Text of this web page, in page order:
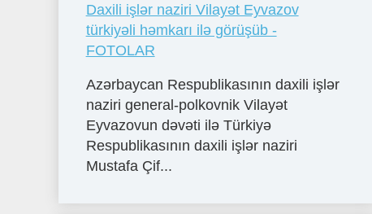
Daxili işlər naziri Vilayət Eyvazov
türkiyəli həmkarı ilə görüşüb -
FOTOLAR
Azərbaycan Respublikasının daxili işlər
naziri general-polkovnik Vilayət
Eyvazovun dəvəti ilə Türkiyə
Respublikasının daxili işlər naziri
Mustafa Çif...